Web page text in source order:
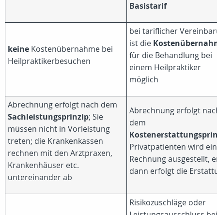
Basistarif
keine Kostenübernahme bei
Heilpraktikerbesuchen
bei tariflicher
ist die
für die Behandlung bei
einem Heilpraktiker
möglich
Abrechnung erfolgt nach dem
Sachleistungsprinzip; Sie
müssen nicht in Vorleistung
treten; die Krankenkassen
rechnen mit den Arztpraxen,
Krankenhäuser etc.
untereinander ab
Abrechnung erfolgt
dem
Privatpatienten wird
Rechnung ausgestellt,
dann erfolgt die
Risikozuschläge oder